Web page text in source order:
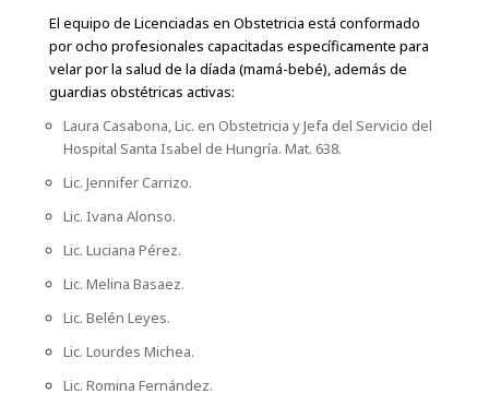
El equipo de Licenciadas en Obstetricia está conformado
por ocho profesionales capacitadas específicamente para
velar por la salud de la díada (mamá-bebé), además de
guardias obstétricas activas:
Laura Casabona, Lic. en Obstetricia y Jefa del Servicio del
Hospital Santa Isabel de Hungría. Mat. 638.
Lic. Jennifer Carrizo.
Lic. Ivana Alonso.
Lic. Luciana Pérez.
Lic. Melina Basaez.
Lic. Belén Leyes.
Lic. Lourdes Michea.
Lic. Romina Fernández.